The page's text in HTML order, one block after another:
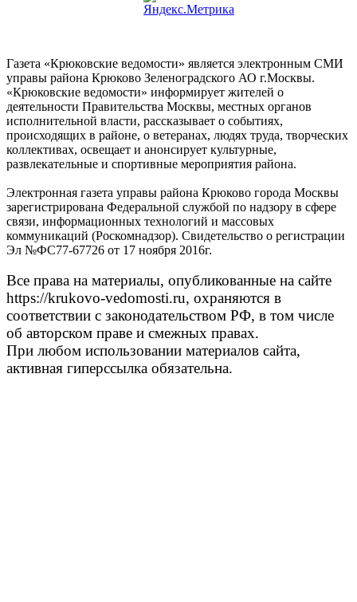
Газета «Крюковские ведомости» является электронным СМИ
управы района Крюково Зеленоградского АО г.Москвы.
«Крюковские ведомости» информирует жителей о
деятельности Правительства Москвы, местных органов
исполнительной власти, рассказывает о событиях,
происходящих в районе, о ветеранах, людях труда, творческих
коллективах, освещает и анонсирует культурные,
развлекательные и спортивные мероприятия района.
Электронная газета управы района Крюково города Москвы
зарегистрирована Федеральной службой по надзору в сфере
связи, информационных технологий и массовых
коммуникаций (Роскомнадзор). Свидетельство о регистрации
Эл №ФС77-67726 от 17 ноября 2016г.
Все права на материалы, опубликованные на сайте
https://krukovo-vedomosti.ru, охраняются в
соответствии с законодательством РФ, в том числе
об авторском праве и смежных правах.
При любом использовании материалов сайта,
активная гиперссылка обязательна.